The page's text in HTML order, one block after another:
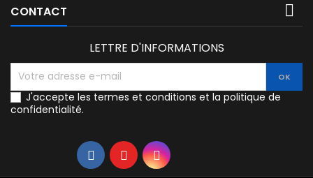
CONTACT 
LETTRE D'INFORMATIONS
J'accepte les termes et conditions et la politique de
confidentialité.